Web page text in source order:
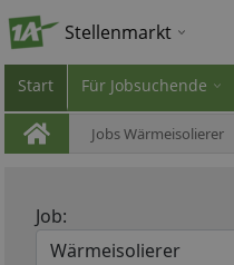
Stellenmarkt
Start Für Jobsuchende
Jobs Wärmeisolierer
Job: